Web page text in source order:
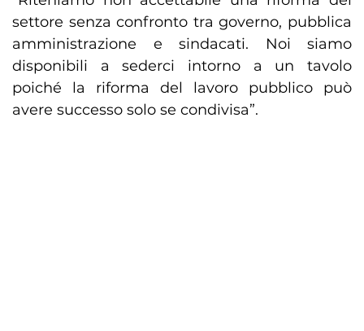
settore senza confronto tra governo, pubblica
amministrazione e sindacati. Noi siamo
disponibili a sederci intorno a un tavolo
poiché la riforma del lavoro pubblico può
avere successo solo se condivisa”.